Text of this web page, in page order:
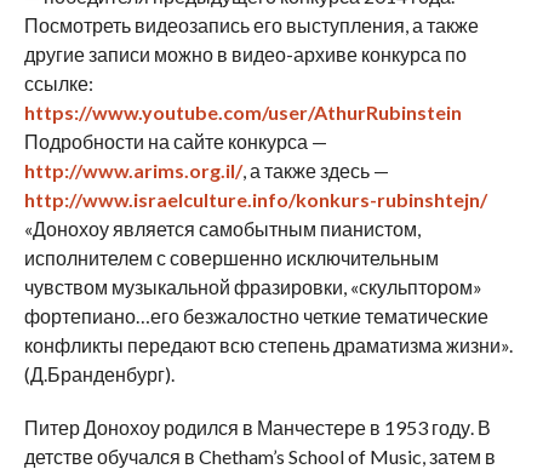
Посмотреть видеозапись его выступления, а также
другие записи можно в видео-архиве конкурса по
ссылке:
https://www.youtube.com/user/AthurRubinstein
Подробности на сайте конкурса —
http://www.arims.org.il/, а также здесь —
http://www.israelculture.info/konkurs-rubinshtejn/
«Донохоу является самобытным пианистом,
исполнителем с совершенно исключительным
чувством музыкальной фразировки, «скульптором»
фортепиано…его безжалостно четкие тематические
конфликты передают всю степень драматизма жизни».
(Д.Бранденбург).
Питер Донохоу родился в Манчестере в 1953 году. В
детстве обучался в Chetham’s School of Music, затем в